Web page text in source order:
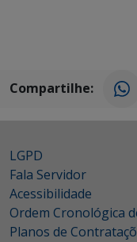
Compartilhe:
LGPD
Fala Servidor
Acessibilidade
Ordem Cronológica
Planos de